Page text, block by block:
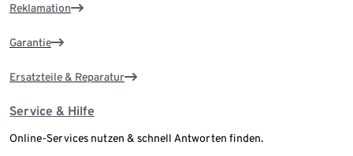
Reklamation
Garantie
Ersatzteile & Reparatur
Service & Hilfe
Online-Services nutzen & schnell Antworten finden.